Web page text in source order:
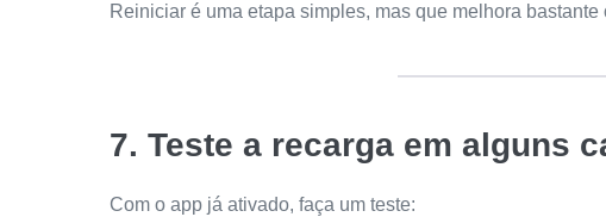
Reiniciar é uma etapa simples, mas que melhora
7. Teste a recarga em alguns
Com o app já ativado, faça um teste: